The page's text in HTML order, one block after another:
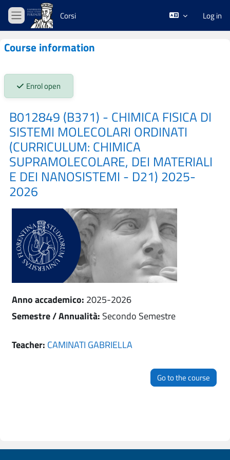
Skip to main content
Side panel
Corsi Log in
Course information
Stato iscrizioni:
Enrol open
B012849 (B371) - CHIMICA FISICA DI
SISTEMI MOLECOLARI ORDINATI
(CURRICULUM: CHIMICA
SUPRAMOLECOLARE, DEI MATERIALI
E DEI NANOSISTEMI - D21) 2025-
2026
Anno accademico: 2025-2026
Semestre / Annualità: Secondo Semestre
Teacher: CAMINATI GABRIELLA
Go to the course